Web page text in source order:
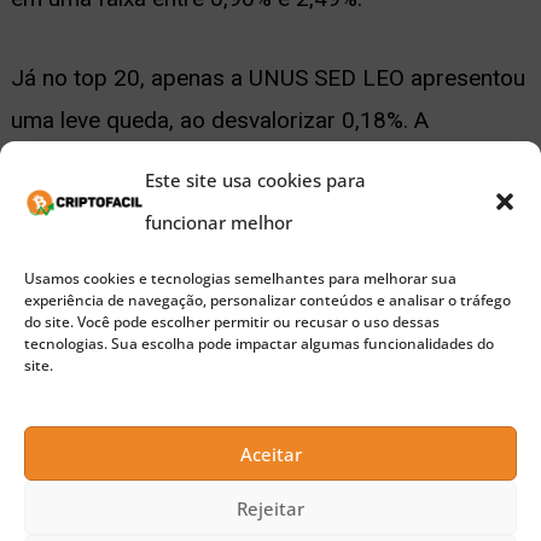
Este site usa cookies para
funcionar melhor
Usamos cookies e tecnologias semelhantes para melhorar sua
experiência de navegação, personalizar conteúdos e analisar o tráfego
do site. Você pode escolher permitir ou recusar o uso dessas
tecnologias. Sua escolha pode impactar algumas funcionalidades do
site.
Aceitar
Rejeitar
Já no top 20, apenas a UNUS SED LEO apresentou
uma leve queda, ao desvalorizar 0,18%. A
disparado do grupo, valorizando 8,06%. Monero,
saltando respectivamente 3,29%, 2,01% e 1,96%.
Os outros criptoativos do top 20 apresentaram
ganhos de 0,46% a 1,50%.
Até o fechamento deste artigo, o valor total